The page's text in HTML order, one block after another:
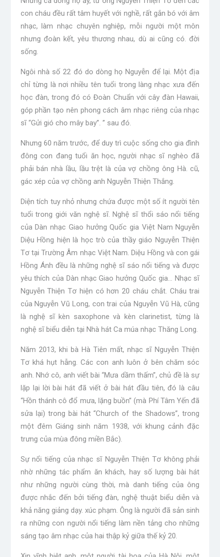
con cháu đều rất tâm huyết với nghề, rất gắn bó với âm
nhạc, làm nhạc chuyên nghiệp, mỗi người một môn
nhưng đoàn kết, yêu thương nhau, dù ai cũng có. đời
sống.
Ngôi nhà số 22 đó do dòng họ Nguyễn để lại. Một địa
chỉ từng là nơi nhiều tên tuổi trong làng nhạc xưa đến
học đàn, trong đó có Đoàn Chuẩn với cây đàn Hawaii,
góp phần tạo nên phong cách âm nhạc riêng của nhạc
sĩ “Gửi gió cho mây bay”. ” sau đó.
Nhưng 60 năm trước, để duy trì cuộc sống cho gia đình
đông con đang tuổi ăn học, người nhạc sĩ nghèo đã
phải bán nhà lầu, lầu trệt là của vợ chồng ông Hà. cũ,
gác xép của vợ chồng anh Nguyễn Thiện Thắng.
Diện tích tuy nhỏ nhưng chứa được một số ít người tên
tuổi trong giới văn nghệ sĩ. Nghệ sĩ thổi sáo nổi tiếng
của Dàn nhạc Giao hưởng Quốc gia Việt Nam Nguyễn
Diệu Hồng hiện là học trò của thầy giáo Nguyễn Thiện
Tơ tại Trường Âm nhạc Việt Nam. Diệu Hồng và con gái
Hồng Ánh đều là những nghệ sĩ sáo nổi tiếng và được
yêu thích của Dàn nhạc Giao hưởng Quốc gia… Nhạc sĩ
Nguyễn Thiện Tơ hiện có hơn 20 cháu chắt. Cháu trai
của Nguyễn Vũ Long, con trai của Nguyễn Vũ Hà, cũng
là nghệ sĩ kèn saxophone và kèn clarinetist, từng là
nghệ sĩ biểu diễn tại Nhà hát Ca múa nhạc Thăng Long.
Năm 2013, khi bà Hà Tiên mất, nhạc sĩ Nguyễn Thiện
Tơ khá hụt hẫng. Các con anh luôn ở bên chăm sóc
anh. Nhớ cô, anh viết bài “Mưa dầm thấm”, chủ đề là sự
lặp lại lời bài hát đã viết ở bài hát đầu tiên, đó là câu
“Hồn thánh cô đổ mưa, lặng buồn” (mà Phí Tâm Yến đã
sửa lại) trong bài hát “Church of the Shadows”, trong
một đêm Giáng sinh năm 1938, với khung cảnh đặc
trưng của mùa đông miền Bắc).
Sự nổi tiếng của nhạc sĩ Nguyễn Thiện Tơ không phải
nhờ những tác phẩm ăn khách, hay số lượng bài hát
như những người cùng thời, mà danh tiếng của ông
được nhắc đến bởi tiếng đàn, nghệ thuật biểu diễn và
khả năng giảng dạy. xúc phạm. Ông là người đã sản sinh
ra những con người nổi tiếng làm nền tảng cho những
sáng tạo âm nhạc của hai thập kỷ giữa thế kỷ 20.